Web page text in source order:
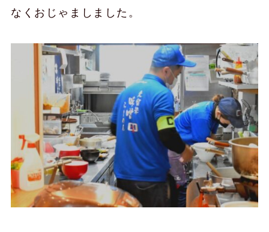
なくおじゃましました。